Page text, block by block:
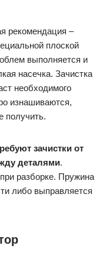
рекомендация –
плоской
выполняется и
насечка. Зачистка
необходимого
изнашиваются,
получить.
зачистки от
деталями.
разборке. Пружина
либо выправляется